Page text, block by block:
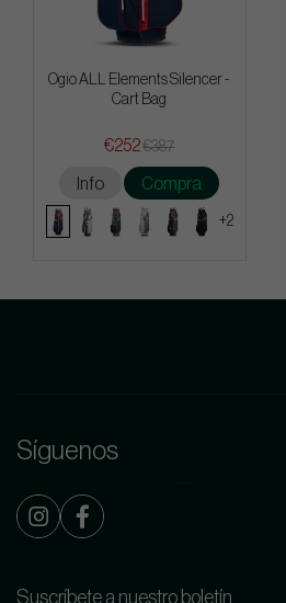
Ogio ALL Elements Silencer -
Cart Bag
€252€387
Info Compra
+2
Síguenos
Suscríbete a nuestro boletín